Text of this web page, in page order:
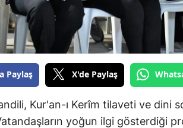
Bursa
Çanakkale
Çankırı
Çorum
Denizli
Paylaş X'de Paylaş
Kur'an-ı Kerîm tilaveti ve dini
yoğun ilgi gösterdiği